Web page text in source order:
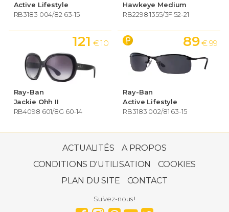
Active Lifestyle
RB3183 004/82 63-15
Hawkeye Medium
RB2298 1355/3F 52-21
Ray-Ban
Jackie Ohh II
RB4098 601/8G 60-14
121 € 10
Ray-Ban
Active Lifestyle
RB3183 002/81 63-15
89 € 99
Tech Carbon Fibre Large
RB8301 002 59-14
ACTUALITÉS
A PROPOS
CONDITIONS D'UTILISATION
COOKIES
PLAN DU SITE
CONTACT
Suivez-nous !